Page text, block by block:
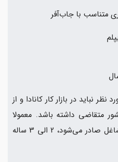
متناسب با جاب‌آفر
نباید در بازار کار کانادا و از
متقاضی داشته باشد. معمولا
ویزای کاری که برای این مشاغل صادر می‌شود، 2 الی 3 ساله